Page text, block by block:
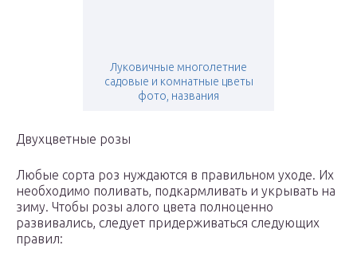
Луковичные многолетние
садовые и комнатные цветы
фото, названия
Двухцветные розы
Любые сорта роз нуждаются в правильном уходе. Их
необходимо поливать, подкармливать и укрывать на
зиму. Чтобы розы алого цвета полноценно
развивались, следует придерживаться следующих
правил: